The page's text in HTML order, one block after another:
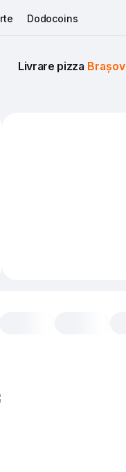
Dodocoins
Livrare pizza Brașov